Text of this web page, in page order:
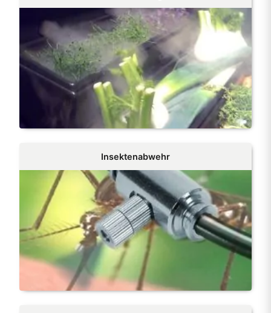
Insektenabwehr